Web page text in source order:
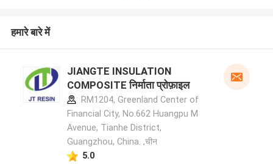
हमारे बारे में
JIANGTE INSULATION
COMPOSITE निर्माता प्रोफ़ाइल
RM1204, Greenland Center of
Financial City, No.662 Huangpu M
Avenue, Tianhe District,
Guangzhou, China. ,चीन
5.0